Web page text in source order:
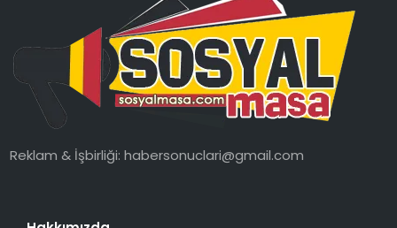
Reklam & İşbirliği:habersonuclari@gmail.com